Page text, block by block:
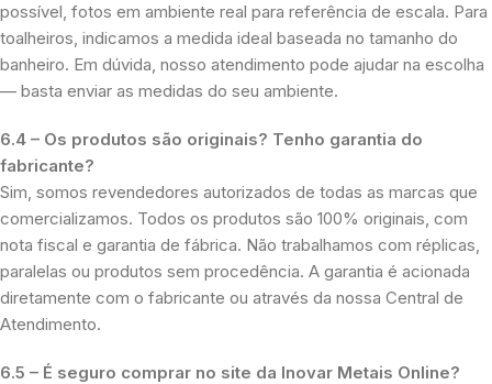
possível, fotos em ambiente real para referência de escala. Para
toalheiros, indicamos a medida ideal baseada no tamanho do
banheiro. Em dúvida, nosso atendimento pode ajudar na escolha
— basta enviar as medidas do seu ambiente.
6.4 – Os produtos são originais? Tenho garantia do
fabricante?
Sim, somos revendedores autorizados de todas as marcas que
comercializamos. Todos os produtos são 100% originais, com
nota fiscal e garantia de fábrica. Não trabalhamos com réplicas,
paralelas ou produtos sem procedência. A garantia é acionada
diretamente com o fabricante ou através da nossa Central de
Atendimento.
6.5 – É seguro comprar no site da Inovar Metais Online?